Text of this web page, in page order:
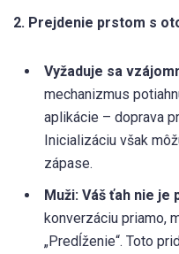
2. Prejdenie prstom s
Vyžaduje sa
mechanizmus
aplikácie – doprava
Inicializáciu však
zápase.
Muži: Váš ťah nie je
konverzáciu priamo,
„Predĺženie“. Toto